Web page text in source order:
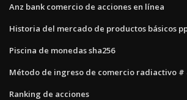
Anz bank comercio de acciones en línea
Historia del mercado de productos básicos
Piscina de monedas sha256
Método de ingreso de comercio radiactivo #
Ranking de acciones